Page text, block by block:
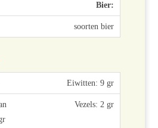
Bier:
soorten bier
Eiwitten: 9 gr
Vezels: 2 gr